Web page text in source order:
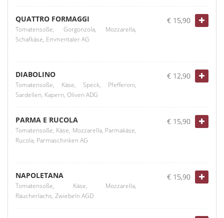
QUATTRO FORMAGGI
Tomatensoße, Gorgonzola, Mozzarella,
Schafkäse, Emmentaler AG
€ 15,90
DIABOLINO
Tomatensoße, Käse, Speck, Pfefferoni,
Sardellen, Kapern, Oliven ADG
€ 12,90
PARMA E RUCOLA
Tomatensoße, Käse, Mozzarella, Parmakäse,
Rucola, Parmaschinken AG
€ 15,90
NAPOLETANA
Tomatensoße, Käse, Mozzarella,
Räucherlachs, Zwiebeln AGD
€ 15,90